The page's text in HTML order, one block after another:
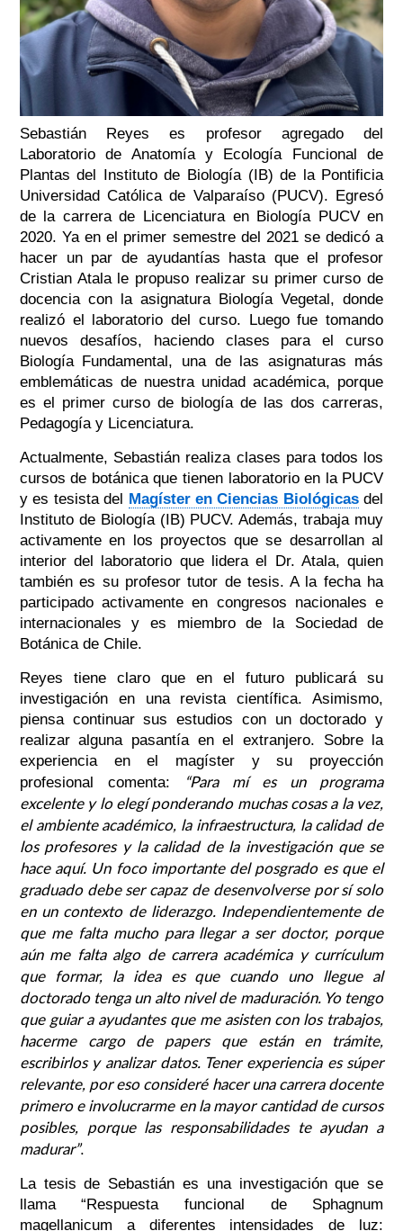
Sebastián Reyes es profesor agregado del
Laboratorio de Anatomía y Ecología Funcional de
Plantas del Instituto de Biología (IB) de la Pontificia
Universidad Católica de Valparaíso (PUCV). Egresó
de la carrera de Licenciatura en Biología PUCV en
2020. Ya en el primer semestre del 2021 se dedicó a
hacer un par de ayudantías hasta que el profesor
Cristian Atala le propuso realizar su primer curso de
docencia con la asignatura Biología Vegetal, donde
realizó el laboratorio del curso. Luego fue tomando
nuevos desafíos, haciendo clases para el curso
Biología Fundamental, una de las asignaturas más
emblemáticas de nuestra unidad académica, porque
es el primer curso de biología de las dos carreras,
Pedagogía y Licenciatura.
Actualmente, Sebastián realiza clases para todos los
cursos de botánica que tienen laboratorio en la PUCV
y es tesista del
Magíster en Ciencias Biológicasdel
Instituto de Biología (IB) PUCV. Además, trabaja muy
activamente en los proyectos que se desarrollan al
interior del laboratorio que lidera el Dr. Atala, quien
también es su profesor tutor de tesis. A la fecha ha
participado activamente en congresos nacionales e
internacionales y es miembro de la Sociedad de
Botánica de Chile.
Reyes tiene claro que en el futuro publicará su
investigación en una revista científica. Asimismo,
piensa continuar sus estudios con un doctorado y
realizar alguna pasantía en el extranjero. Sobre la
experiencia en el magíster y su proyección
profesional comenta:
“Para mí es un programa
excelente y lo elegí ponderando muchas cosas a la vez,
el ambiente académico, la infraestructura, la calidad de
los profesores y la calidad de la investigación que se
hace aquí. Un foco importante del posgrado es que el
graduado debe ser capaz de desenvolverse por sí solo
en un contexto de liderazgo. Independientemente de
que me falta mucho para llegar a ser doctor, porque
aún me falta algo de carrera académica y currículum
que formar, la idea es que cuando uno llegue al
doctorado tenga un alto nivel de maduración. Yo tengo
que guiar a ayudantes que me asisten con los trabajos,
hacerme cargo de papers que están en trámite,
escribirlos y analizar datos. Tener experiencia es súper
relevante, por eso consideré hacer una carrera docente
primero e involucrarme en la mayor cantidad de cursos
posibles, porque las responsabilidades te ayudan a
madurar”.
La tesis de Sebastián es una investigación que se
llama “Respuesta funcional de Sphagnum
magellanicum a diferentes intensidades de luz: